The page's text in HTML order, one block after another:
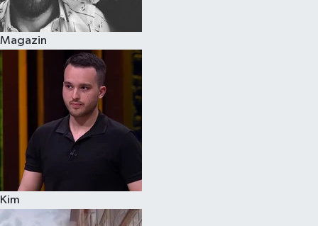
Magazin
Kim
Kadın
Kim kimdir?
Kültür Sanat
Sağlık
Siyaset
Teknoloji